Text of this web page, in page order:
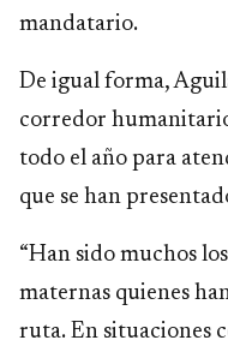
mandatario.
De igual forma,
corredor
todo el año para
que se han
“Han sido muchos
maternas quienes
ruta. En situaciones